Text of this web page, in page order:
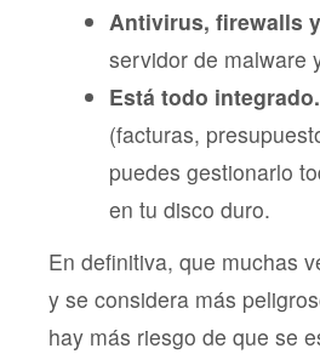
Antivirus, firewalls
servidor de malware
Está todo integrado.
(facturas,
puedes gestionarlo
en tu disco duro.
En definitiva, que muchas
y se considera más
hay más riesgo de que se